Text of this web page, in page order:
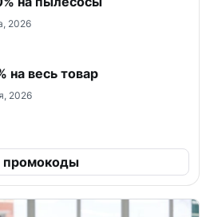
2026
на весь товар
2026
промокоды